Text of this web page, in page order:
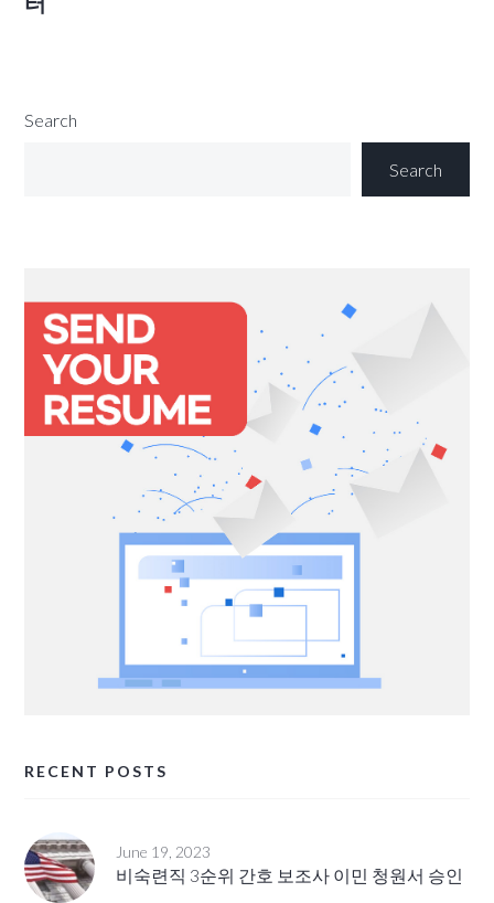
Search
Search
RECENT POSTS
June 19, 2023
비숙련직 3순위 간호 보조사 이민 청원서 승인